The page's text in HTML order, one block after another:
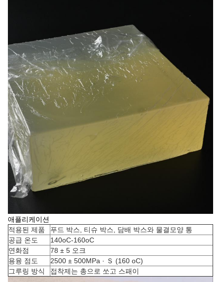
애플리케이션
적용된 제품
푸드 박스, 티슈 박스, 담배 박스와 물결모양 통
공급 온도
140oC-160oC
연화점
78 ± 5 오크
용융 점도
2500 ± 500MPa · Ｓ (160 oC)
그루링 방식
접착제는 총으로 쏘고 스패이